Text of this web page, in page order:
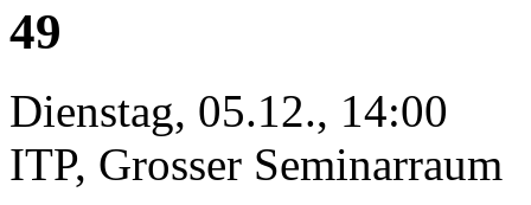
49
Dienstag, 05.12., 14:00
ITP, Grosser Seminarraum